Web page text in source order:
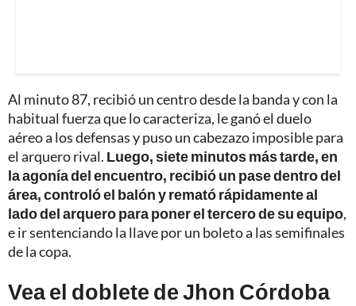
Al minuto 87, recibió un centro desde la banda y con la
habitual fuerza que lo caracteriza, le ganó el duelo
aéreo a los defensas y puso un cabezazo imposible para
el arquero rival. Luego, siete minutos más tarde, en
la agonía del encuentro, recibió un pase dentro del
área, controló el balón y remató rápidamente al
lado del arquero para poner el tercero de su equipo,
e ir sentenciando la llave por un boleto a las semifinales
de la copa.
Vea el doblete de Jhon Córdoba